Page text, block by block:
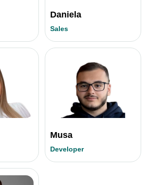
Daniela
Sales
Musa
Developer